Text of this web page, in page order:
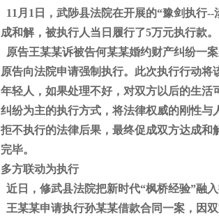
11月1日，武陟县法院在开展的“豫剑执行
成和解，被执行人当日履行了5万元执行款。
原告王某某诉被告何某某婚约财产纠纷一
原告向法院申请强制执行。此次执行行动
年轻人，如果处理不好，对双方以后的生
纠纷为主的执行方式，将法律权威的刚性
拒不执行的法律后果，最终促成双方达成和
完毕。
多方联动为执行
近日，修武县法院把新时代“枫桥经验”融
王某某申请执行孙某某借款合同一案，因